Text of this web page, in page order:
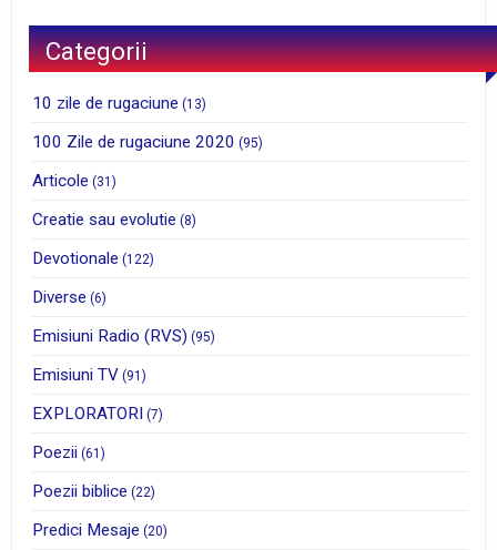
Categorii
10 zile de rugaciune (13)
100 Zile de rugaciune 2020 (95)
Articole (31)
Creatie sau evolutie (8)
Devotionale (122)
Diverse (6)
Emisiuni Radio (RVS) (95)
Emisiuni TV (91)
EXPLORATORI (7)
Poezii (61)
Poezii biblice (22)
Predici Mesaje (20)